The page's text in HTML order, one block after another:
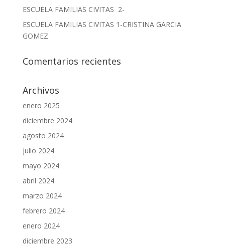
ESCUELA FAMILIAS CIVITAS 2-
ESCUELA FAMILIAS CIVITAS 1-CRISTINA GARCIA
GOMEZ
Comentarios recientes
Archivos
enero 2025
diciembre 2024
agosto 2024
julio 2024
mayo 2024
abril 2024
marzo 2024
febrero 2024
enero 2024
diciembre 2023